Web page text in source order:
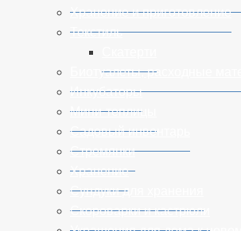
Хранение и приготовление
Текстиль
Биотуалеты, расходные
Инкубаторы
Мини-теплицы
Садовый инвентарь
Стремянки
Хранение
Сундуки для хранения
Cкороварки и кастрюли